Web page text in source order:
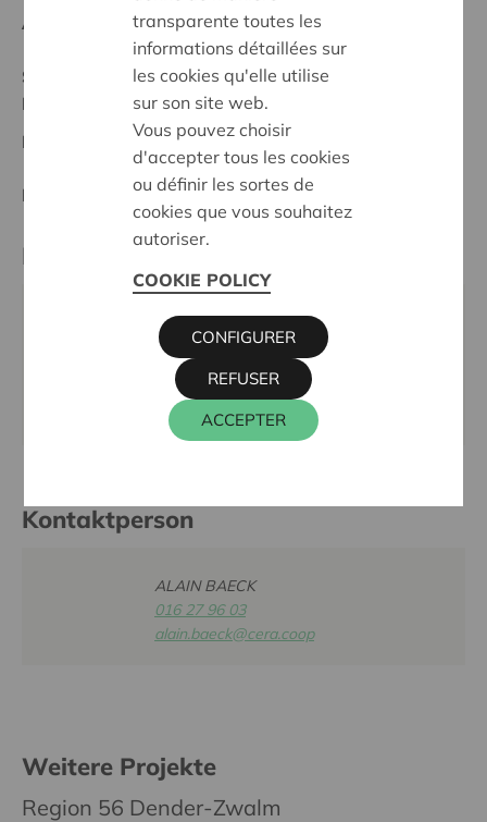
Anfangsdatum:10/02/2025
Stand :
Complete
Dender-Zwalm
Datum:
10/02/2025
Entscheidung:Approved
Partner
steuncomité Chiro Winnik, Heirebaan 109, 9400
steuncomitechirowinnik@gmail.com
www.chiro-winnik.be/bouw
Kontaktperson
ALAIN BAECK
016 27 96 03
alain.baeck@cera.coop
Weitere Projekte
Region 56 Dender-Zwalm
transparente toutes les
informations détaillées sur
les cookies qu'elle utilise
sur son site web.
Vous pouvez choisir
d'accepter tous les cookies
ou définir les sortes de
cookies que vous souhaitez
autoriser.
COOKIE POLICY
ACCEPTER
REFUSER
CONFIGURER